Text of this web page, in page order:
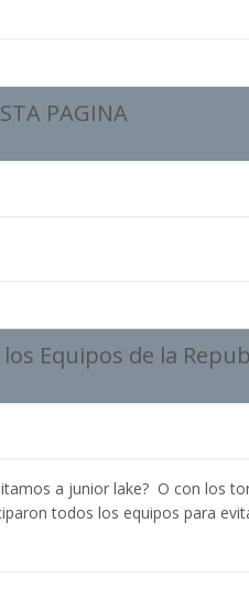
PAGINA
Equipos de la
a junior lake? O con los
todos los equipos para